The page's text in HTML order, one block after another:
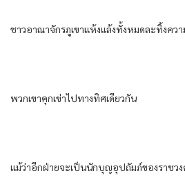
ชาวอาณาจักรภูเขาแห้งแล้งทั้งหมดละทิ้งควา
พวกเขาคุกเข่าไปทางทิศเดียวกัน
แม้ว่าอีกฝ่ายจะเป็นนักบุญอุปถัมภ์ของราชวง